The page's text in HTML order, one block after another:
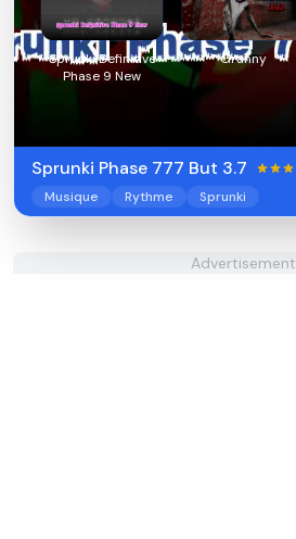
Sprunki Definitive
Phase 9 New
Granny
Sprunki Phase 777 But 3.7
Musique Rythme Sprunki
Advertisement